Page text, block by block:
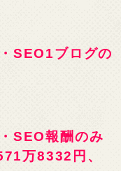
SEO1ブログの
SEO報酬のみ
万8332円、